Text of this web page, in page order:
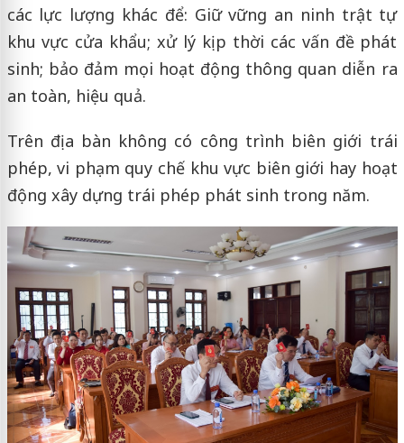
các lực lượng khác để: Giữ vững an ninh trật tự
khu vực cửa khẩu; xử lý kịp thời các vấn đề phát
sinh; bảo đảm mọi hoạt động thông quan diễn ra
an toàn, hiệu quả.
Trên địa bàn không có công trình biên giới trái
phép, vi phạm quy chế khu vực biên giới hay hoạt
động xây dựng trái phép phát sinh trong năm.